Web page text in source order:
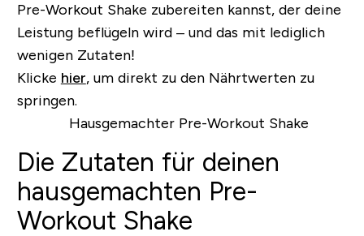
Pre-Workout Shake zubereiten kannst, der deine
Leistung beflügeln wird – und das mit lediglich
wenigen Zutaten!
Klicke hier, um direkt zu den Nährtwerten zu
springen.
Die Zutaten für deinen
hausgemachten Pre-
Workout Shake